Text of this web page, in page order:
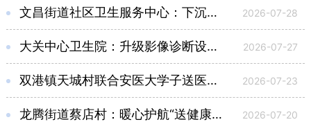
文昌街道社区卫生服务中心：下沉便民服务 守护百姓健康 2026-07-28
大关中心卫生院：升级影像诊断设备 满足群众“便捷就医” 2026-07-27
双港镇天城村联合安医大学子送医护“银龄” 2026-07-23
龙腾街道蔡店村：暖心护航“送健康” 关爱老人“零距离” 2026-07-20